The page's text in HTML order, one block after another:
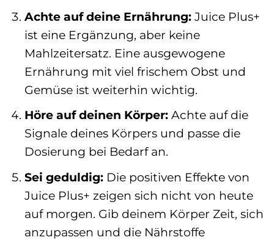
Achte auf deine Ernährung:Juice Plus+
ist eine Ergänzung, aber keine
Mahlzeitersatz. Eine ausgewogene
Ernährung mit viel frischem Obst und
Gemüse ist weiterhin wichtig.
Höre auf deinen Körper:Achte auf die
Signale deines Körpers und passe die
Dosierung bei Bedarf an.
Sei geduldig:Die positiven Effekte von
Juice Plus+ zeigen sich nicht von heute
auf morgen. Gib deinem Körper Zeit, sich
anzupassen und die Nährstoffe